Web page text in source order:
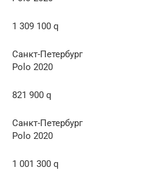
1 309 100 q
Санкт-Петербург
Polo 2020
821 900 q
Санкт-Петербург
Polo 2020
1 001 300 q